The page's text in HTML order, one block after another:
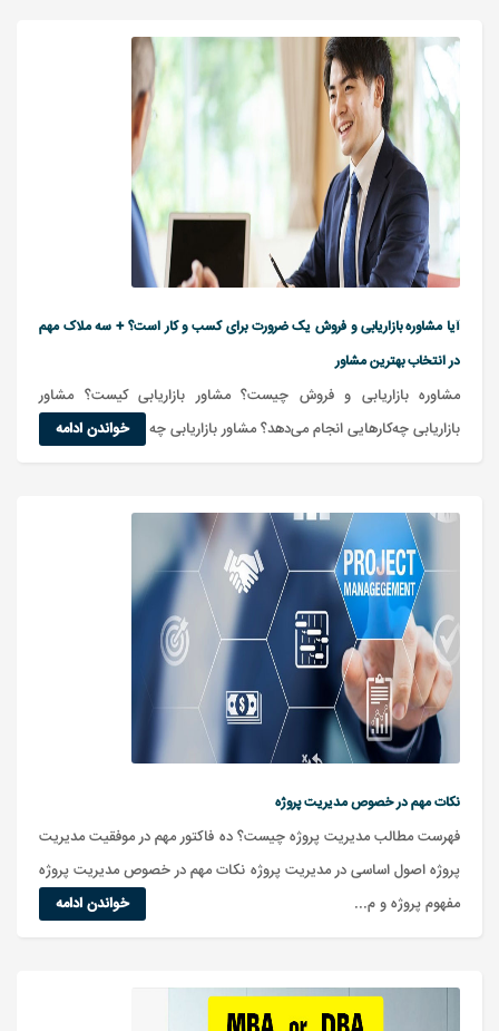
آیا مشاوره بازاریابی و فروش یک ضرورت برای کسب و کار است؟ + سه ملاک مهم
در انتخاب بهترین مشاور
مشاوره بازاریابی و فروش چیست؟ مشاور بازاریابی کیست؟ مشاور
بازاریابی چه‌کارهایی انجام می‌دهد؟ مشاور بازاریابی چه مهارت‌هایی دارد؟
خواندن ادامه
نکات مهم در خصوص مدیریت پروژه
فهرست مطالب مدیریت پروژه چیست؟ ده فاکتور مهم در موفقیت مدیریت
پروژه اصول اساسی در مدیریت پروژه نکات مهم در خصوص مدیریت پروژه
مفهوم پروژه و م...
خواندن ادامه